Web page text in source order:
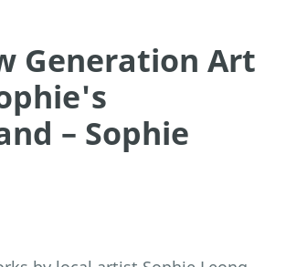
Generation Art
– Sophie